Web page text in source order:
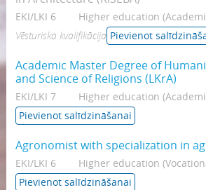
EKI/LKI 6 Higher education
Vēsturiska kvalifikācija Pievienot
Academic Master Degree of
and Science of Religions (LKrA)
EKI/LKI 7 Higher education
Pievienot salīdzināšanai
Agronomist with specialization in
EKI/LKI 6 Higher education
Pievienot salīdzināšanai